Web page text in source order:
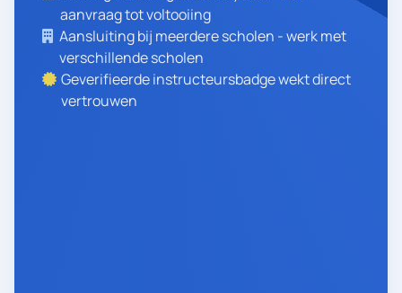
aanvraag tot voltooiing
Aansluiting bij meerdere scholen - werk met
verschillende scholen
Geverifieerde instructeursbadge wekt direct
vertrouwen